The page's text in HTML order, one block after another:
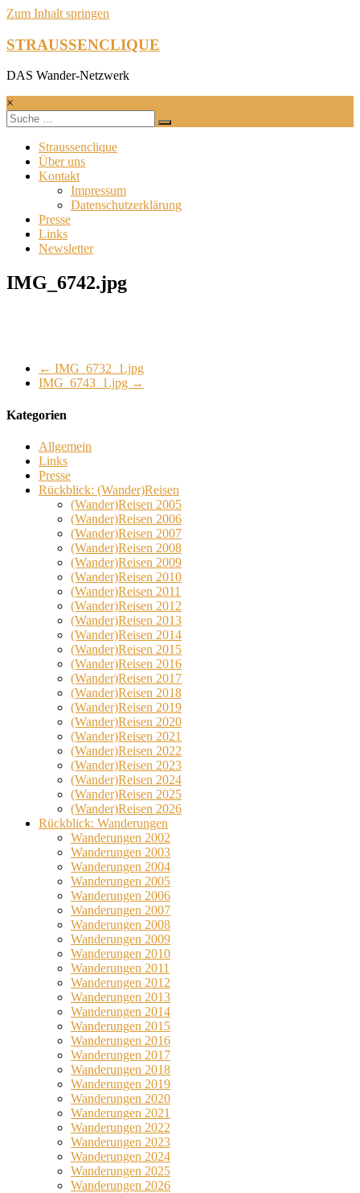
Zum Inhalt springen
STRAUSSENCLIQUE
DAS Wander-Netzwerk
×
Straussenclique
Über uns
Kontakt
Impressum
Datenschutzerklärung
Presse
Links
Newsletter
IMG_6742.jpg
← IMG_6732_1.jpg
IMG_6743_1.jpg →
Kategorien
Allgemein
Links
Presse
Rückblick: (Wander)Reisen
(Wander)Reisen 2005
(Wander)Reisen 2006
(Wander)Reisen 2007
(Wander)Reisen 2008
(Wander)Reisen 2009
(Wander)Reisen 2010
(Wander)Reisen 2011
(Wander)Reisen 2012
(Wander)Reisen 2013
(Wander)Reisen 2014
(Wander)Reisen 2015
(Wander)Reisen 2016
(Wander)Reisen 2017
(Wander)Reisen 2018
(Wander)Reisen 2019
(Wander)Reisen 2020
(Wander)Reisen 2021
(Wander)Reisen 2022
(Wander)Reisen 2023
(Wander)Reisen 2024
(Wander)Reisen 2025
(Wander)Reisen 2026
Rückblick: Wanderungen
Wanderungen 2002
Wanderungen 2003
Wanderungen 2004
Wanderungen 2005
Wanderungen 2006
Wanderungen 2007
Wanderungen 2008
Wanderungen 2009
Wanderungen 2010
Wanderungen 2011
Wanderungen 2012
Wanderungen 2013
Wanderungen 2014
Wanderungen 2015
Wanderungen 2016
Wanderungen 2017
Wanderungen 2018
Wanderungen 2019
Wanderungen 2020
Wanderungen 2021
Wanderungen 2022
Wanderungen 2023
Wanderungen 2024
Wanderungen 2025
Wanderungen 2026